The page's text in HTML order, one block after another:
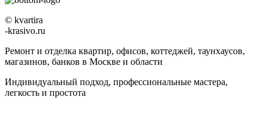
© kvartira
-krasivo.ru
Ремонт и отделка квартир, офисов, коттеджей, таунхаусов,
магазинов, банков в Москве и области
Индивидуальный подход, профессиональные мастера,
легкость и простота